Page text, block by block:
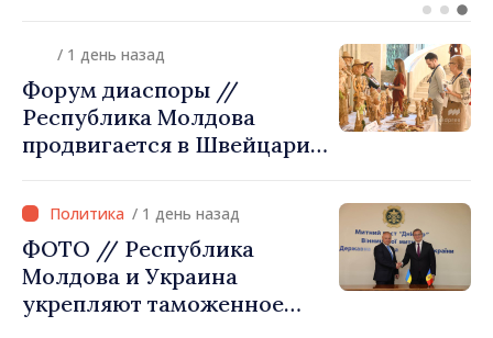
утвердил окончательное
решение
/ 1 день назад
Форум диаспоры //
Республика Молдова
продвигается в Швейцарии
и экспорт
/ 1 день назад
ФОТО // Республика
Молдова и Украина
укрепляют таможенное